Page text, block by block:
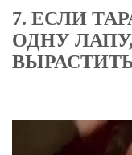
7. ЕСЛИ
ОДНУ